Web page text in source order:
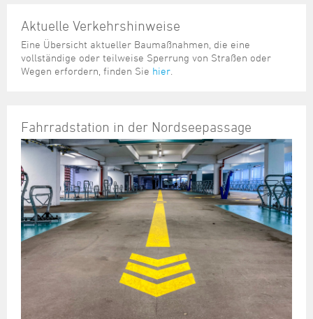
Aktuelle Verkehrshinweise
Eine Übersicht aktueller Baumaßnahmen, die eine
vollständige oder teilweise Sperrung von Straßen oder
Wegen erfordern, finden Sie hier
Fahrradstation in der Nordseepassage